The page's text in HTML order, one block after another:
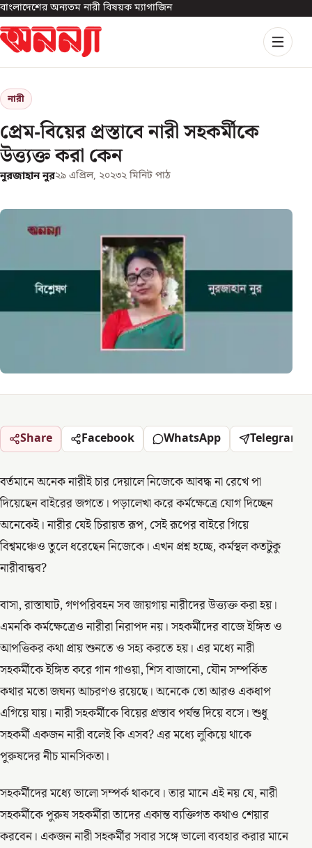
বাংলাদেশের অন্যতম নারী বিষয়ক ম্যাগাজিন
নারী
প্রেম-বিয়ের প্রস্তাবে নারী সহকর্মীকে
উত্ত্যক্ত করা কেন
নুরজাহান নুর২৯ এপ্রিল, ২০২৩২ মিনিট পাঠ
Share Facebook WhatsApp Telegram
বর্তমানে অনেক নারীই চার দেয়ালে নিজেকে আবদ্ধ না রেখে পা
দিয়েছেন বাইরের জগতে। পড়ালেখা করে কর্মক্ষেত্রে যোগ দিচ্ছেন
অনেকেই। নারীর যেই চিরায়ত রূপ, সেই রূপের বাইরে গিয়ে
বিশ্বমঞ্চেও তুলে ধরেছেন নিজেকে। এখন প্রশ্ন হচ্ছে, কর্মস্থল কতটুকু
নারীবান্ধব?
বাসা, রাস্তাঘাট, গণপরিবহন সব জায়গায় নারীদের উত্ত্যক্ত করা হয়।
এমনকি কর্মক্ষেত্রেও নারীরা নিরাপদ নয়। সহকর্মীদের বাজে ইঙ্গিত ও
আপত্তিকর কথা প্রায় শুনতে ও সহ্য করতে হয়। এর মধ্যে নারী
সহকর্মীকে ইঙ্গিত করে গান গাওয়া, শিস বাজানো, যৌন সম্পর্কিত
কথার মতো জঘন্য আচরণও রয়েছে। অনেকে তো আরও একধাপ
এগিয়ে যায়। নারী সহকর্মীকে বিয়ের প্রস্তাব পর্যন্ত দিয়ে বসে। শুধু
সহকর্মী একজন নারী বলেই কি এসব? এর মধ্যে লুকিয়ে থাকে
পুরুষদের নীচ মানসিকতা।
সহকর্মীদের মধ্যে ভালো সম্পর্ক থাকবে। তার মানে এই নয় যে, নারী
সহকর্মীকে পুরুষ সহকর্মীরা তাদের একান্ত ব্যক্তিগত কথাও শেয়ার
করবেন। একজন নারী সহকর্মীর সবার সঙ্গে ভালো ব্যবহার করার মানে